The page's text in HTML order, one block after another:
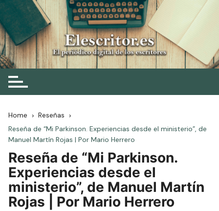
Skip
to
content
Elescritor.es
El periódico digital de los escritores
Home
Reseñas
Reseña de “Mi Parkinson. Experiencias desde el ministerio”, de
Manuel Martín Rojas | Por Mario Herrero
Reseña de “Mi Parkinson.
Experiencias desde el
ministerio”, de Manuel Martín
Rojas | Por Mario Herrero